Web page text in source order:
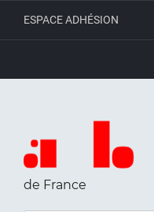
ESPACE ADHÉSION
de France